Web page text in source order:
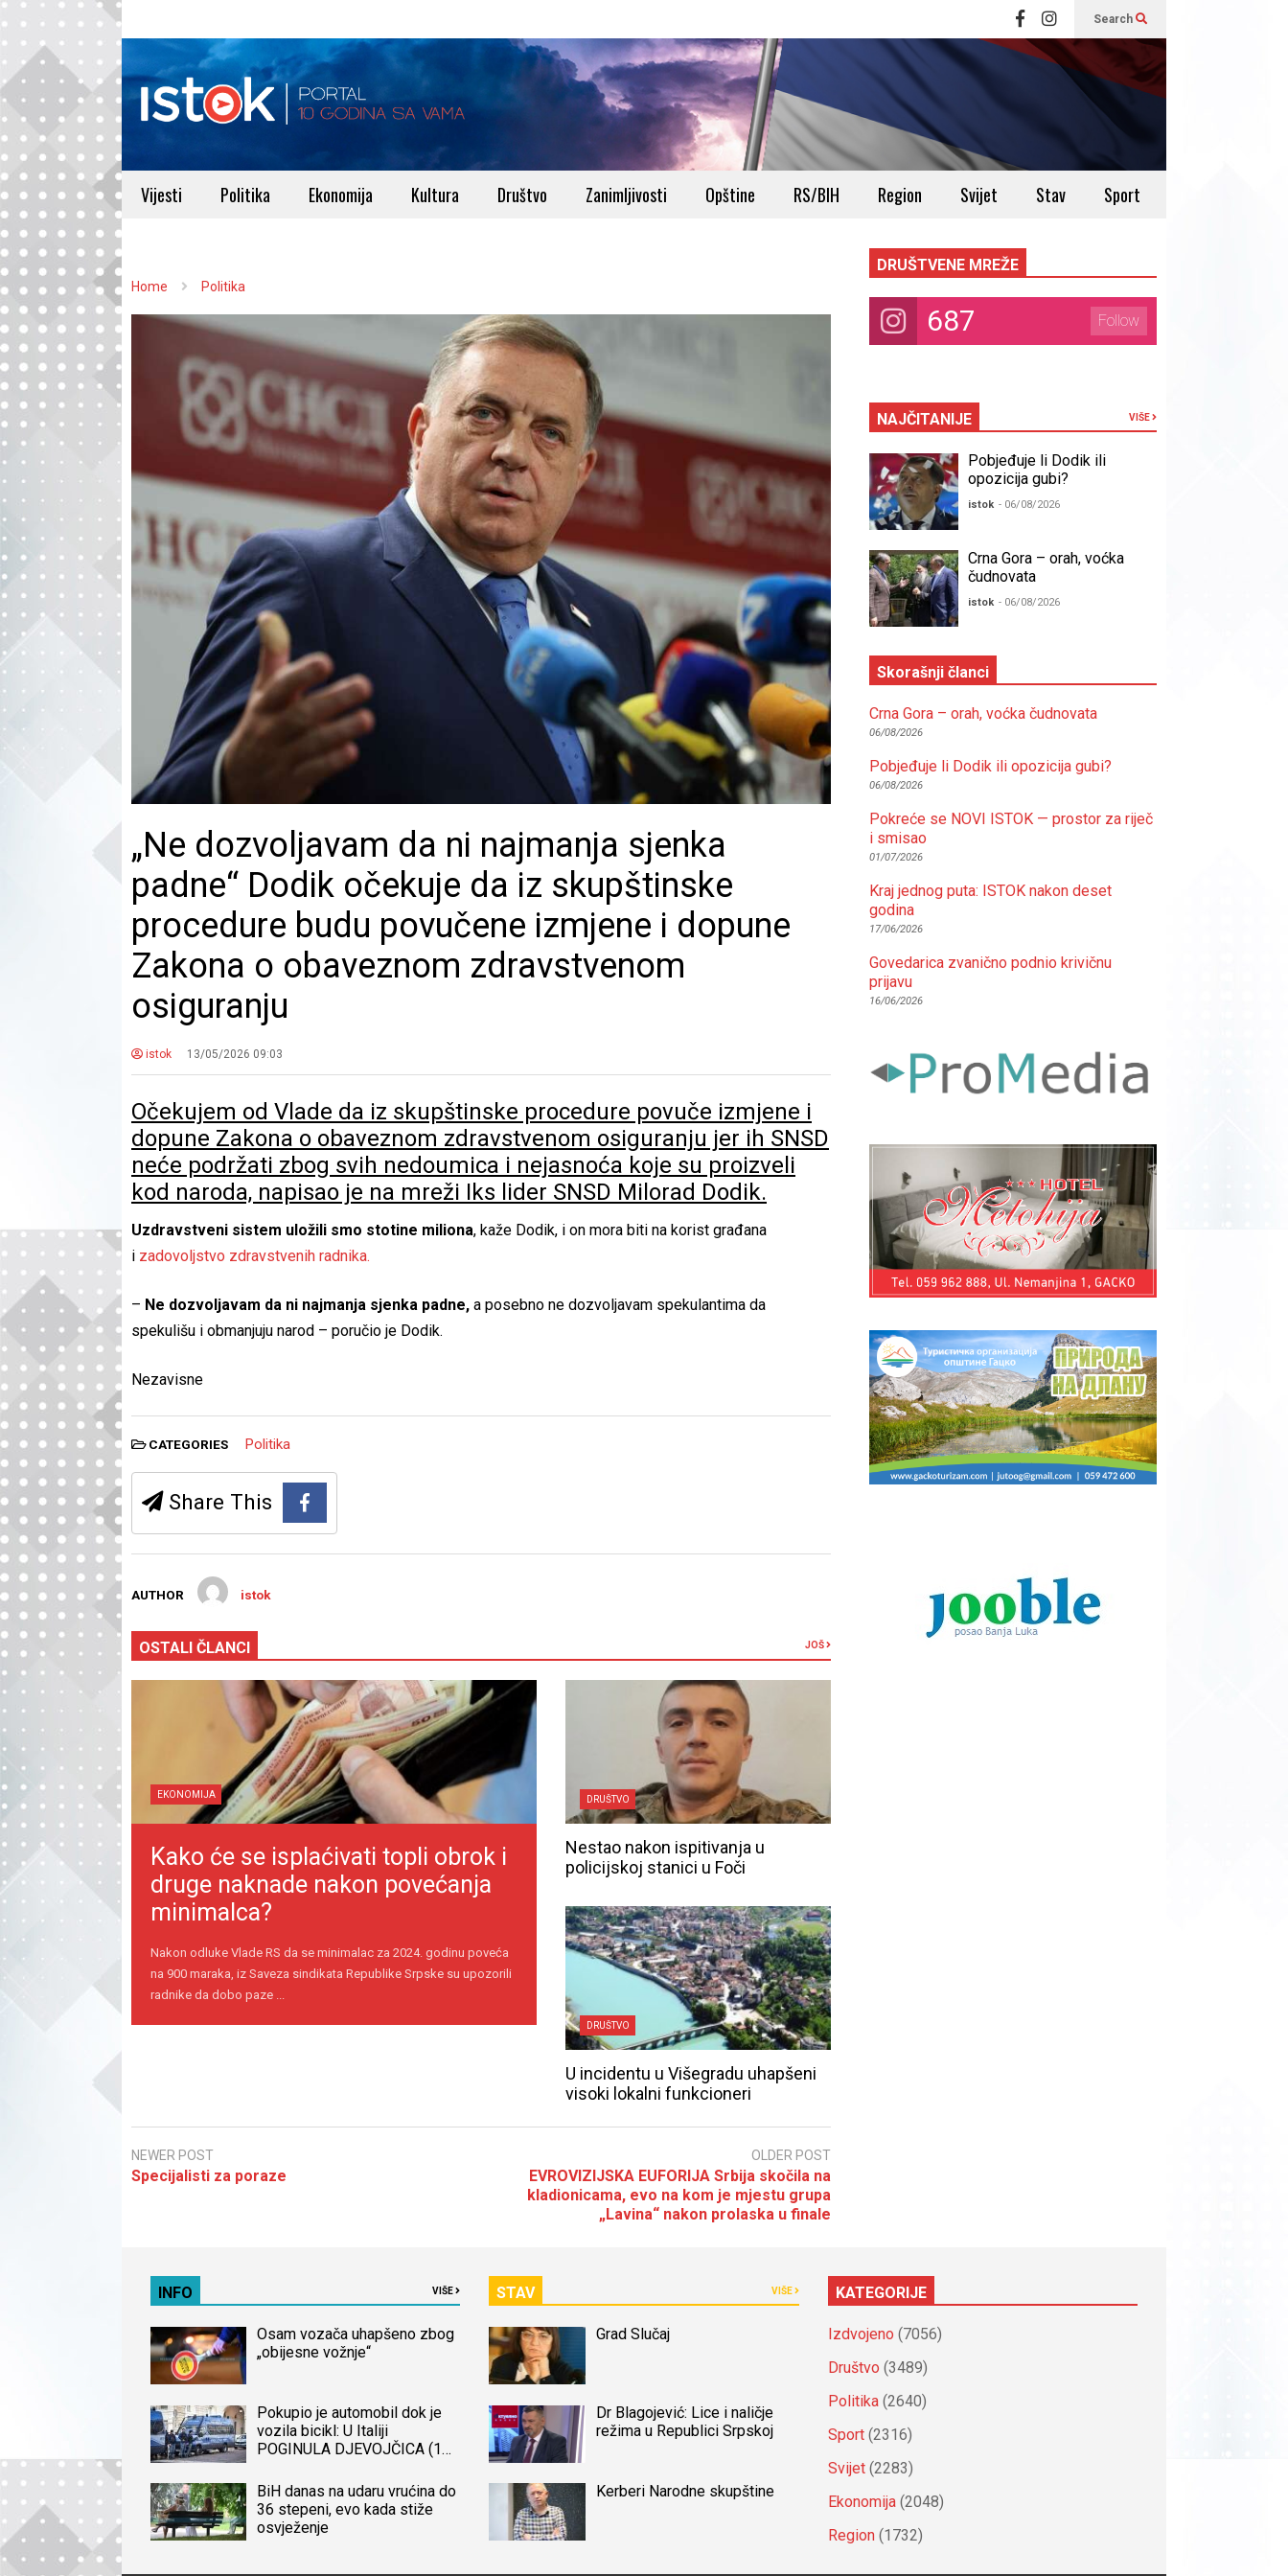
Search
Vijesti Politika Ekonomija Kultura Društvo Zanimljivosti Opštine RS/BIH Region Svijet Stav Sport
Home Politika
„Ne dozvoljavam da ni najmanja sjenka
padne“ Dodik očekuje da iz skupštinske
procedure budu povučene izmjene i dopune
Zakona o obaveznom zdravstvenom
osiguranju
istok 13/05/2026 09:03
Očekujem od Vlade da iz skupštinske procedure povuče izmjene i
dopune Zakona o obaveznom zdravstvenom osiguranju jer ih SNSD
neće podržati zbog svih nedoumica i nejasnoća koje su proizveli
kod naroda, napisao je na mreži Iks lider SNSD Milorad Dodik.
Uzdravstveni sistem uložili smo stotine miliona, kaže Dodik, i on mora biti na korist građana
i zadovoljstvo zdravstvenih radnika.
– Ne dozvoljavam da ni najmanja sjenka padne, a posebno ne dozvoljavam spekulantima da
spekulišu i obmanjuju narod – poručio je Dodik.
Nezavisne
CATEGORIES Politika
Share This
AUTHOR istok
OSTALI ČLANCI JOŠ
EKONOMIJA
Kako će se isplaćivati topli obrok i
druge naknade nakon povećanja
minimalca?
Nakon odluke Vlade RS da se minimalac za 2024. godinu poveća
na 900 maraka, iz Saveza sindikata Republike Srpske su upozorili
radnike da dobo paze ...
DRUŠTVO
Nestao nakon ispitivanja u
policijskoj stanici u Foči
DRUŠTVO
U incidentu u Višegradu uhapšeni
visoki lokalni funkcioneri
NEWER POST
Specijalisti za poraze
OLDER POST
EVROVIZIJSKA EUFORIJA Srbija skočila na
kladionicama, evo na kom je mjestu grupa
„Lavina“ nakon prolaska u finale
DRUŠTVENE MREŽE
687 Follow
NAJČITANIJE VIŠE
Pobjeđuje li Dodik ili
opozicija gubi?
istok - 06/08/2026
Crna Gora – orah, voćka
čudnovata
istok - 06/08/2026
Skorašnji članci
Crna Gora – orah, voćka čudnovata
06/08/2026
Pobjeđuje li Dodik ili opozicija gubi?
06/08/2026
Pokreće se NOVI ISTOK — prostor za riječ
i smisao
01/07/2026
Kraj jednog puta: ISTOK nakon deset
godina
17/06/2026
Govedarica zvanično podnio krivičnu
prijavu
16/06/2026
INFO VIŠE
Osam vozača uhapšeno zbog
„obijesne vožnje“
Pokupio je automobil dok je
vozila bicikl: U Italiji
POGINULA DJEVOJČICA (14)
tijela
BiH danas na udaru vrućina do
36 stepeni, evo kada stiže
osvježenje
STAV VIŠE
Grad Slučaj
Dr Blagojević: Lice i naličje
režima u Republici Srpskoj
Kerberi Narodne skupštine
KATEGORIJE
Izdvojeno (7056)
Društvo (3489)
Politika (2640)
Sport (2316)
Svijet (2283)
Ekonomija (2048)
Region (1732)